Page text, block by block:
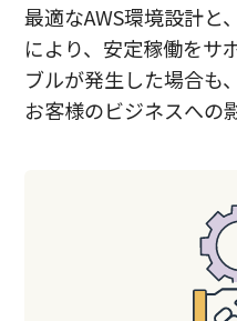
最適なAWS環境設計と
により、安定稼働をサ
ブルが発生した場合も
お客様のビジネスへの